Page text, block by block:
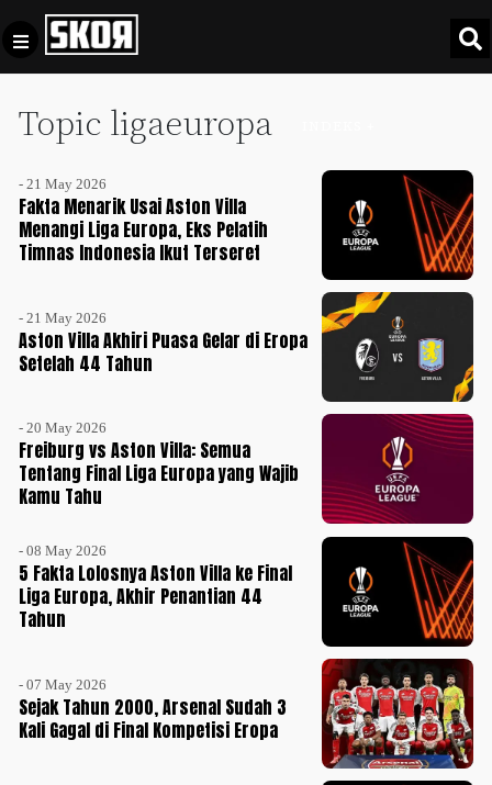
Topic ligaeuropa
- 21 May 2026
Fakta Menarik Usai Aston Villa
Menangi Liga Europa, Eks Pelatih
Timnas Indonesia Ikut Terseret
- 21 May 2026
Aston Villa Akhiri Puasa Gelar di Eropa
Setelah 44 Tahun
- 20 May 2026
Freiburg vs Aston Villa: Semua
Tentang Final Liga Europa yang Wajib
Kamu Tahu
- 08 May 2026
5 Fakta Lolosnya Aston Villa ke Final
Liga Europa, Akhir Penantian 44
Tahun
- 07 May 2026
Sejak Tahun 2000, Arsenal Sudah 3
Kali Gagal di Final Kompetisi Eropa
Football +
Culture +
Timnas
Indonesia
SPECIAL
Video
Privacy
Pedoman
Pemberitaan
Media
Disclaimer
Tentang